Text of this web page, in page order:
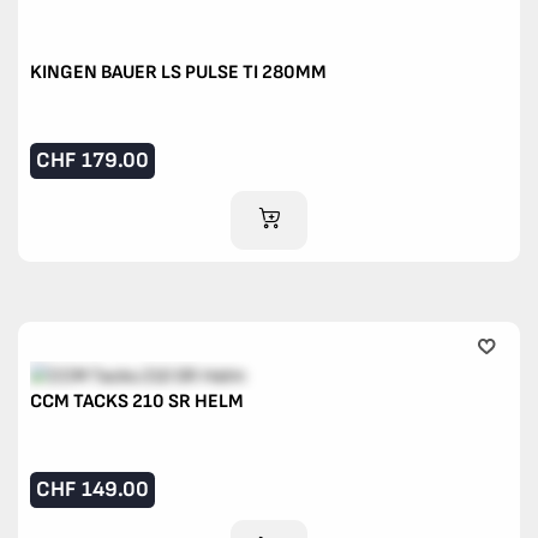
KINGEN BAUER LS PULSE TI 280MM
CHF 179.00
IM WARENKORB
CCM TACKS 210 SR HELM
CHF 149.00